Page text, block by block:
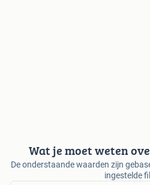
Wat je moet weten
De onderstaande waarden zijn
ingestelde